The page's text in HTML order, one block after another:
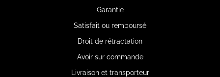
Garantie
Satisfait ou remboursé
Droit de rétractation
Avoir sur commande
Livraison et transporteur